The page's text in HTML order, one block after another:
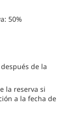
50%
de la
la reserva si
a la fecha de